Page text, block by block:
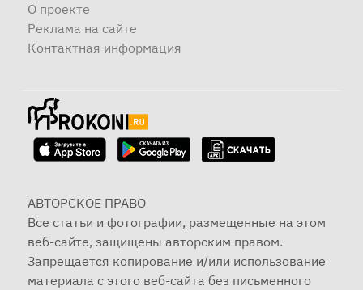
О проекте
Реклама на сайте
Контактная информация
АВТОРСКОЕ ПРАВО
Все статьи и фотографии, размещенные на этом
веб-сайте, защищены авторским правом.
Запрещается копирование и/или использование
материала с этого веб-сайта без письменного